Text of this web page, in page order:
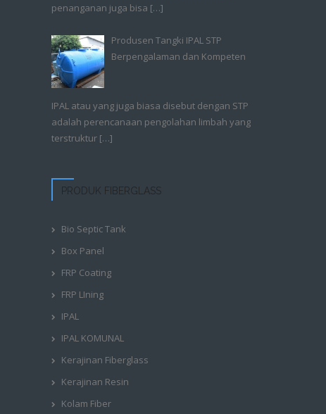
penanganan juga bisa […]
Produsen Tangki IPAL STP
Berpengalaman dan Kompeten
IPAL atau yang juga biasa disebut dengan STP
adalah perencanaan pengolahan limbah yang
terstruktur […]
PRODUK FIBERGLASS
Bio Septic Tank
Box Panel
FRP Coating
FRP LIning
IPAL
IPAL KOMUNAL
Kerajinan Fiberglass
Kerajinan Resin
Kolam Fiber